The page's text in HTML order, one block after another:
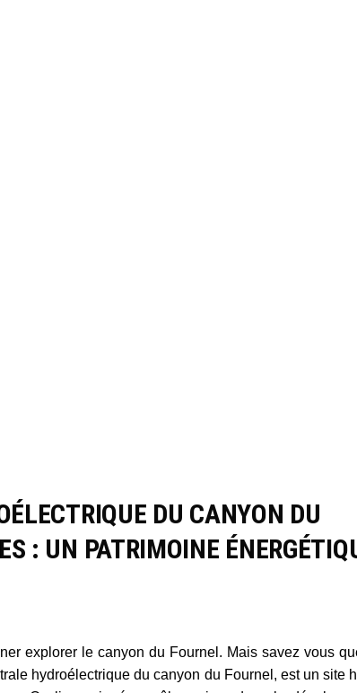
DU CANYON DU
: UN PATRIMOINE
explorer le canyon du Fournel. Mais savez vous
hydroélectrique du canyon du Fournel, est un site